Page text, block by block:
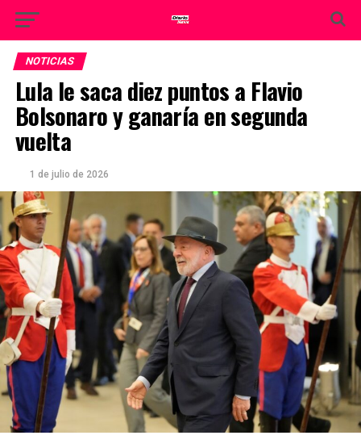
NOTICIAS
Lula le saca diez puntos a Flavio
Bolsonaro y ganaría en segunda
vuelta
1 de julio de 2026